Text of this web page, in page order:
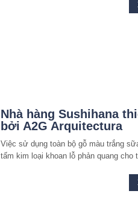
Nhà hàng Sushihana
bởi A2G Arquitectura
Việc sử dụng toàn bộ gỗ màu trắng
tấm kim loại khoan lỗ phản quang cho